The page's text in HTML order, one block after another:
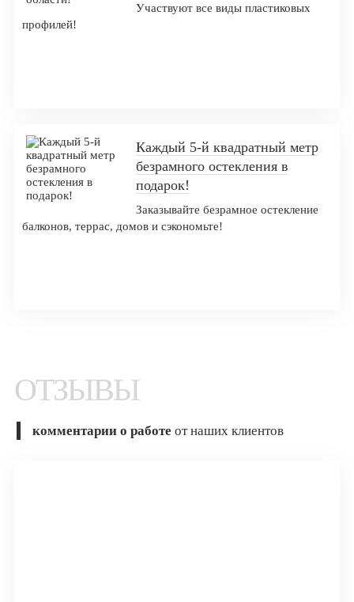
Участвуют все виды пластиковых
профилей!
Каждый 5-й квадратный метр
безрамного остекления в
подарок!
Заказывайте безрамное остекление
балконов, террас, домов и сэкономьте!
ОТЗЫВЫ
комментарии о работе от наших клиентов